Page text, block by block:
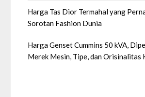
Harga Tas Dior Termahal yang
Sorotan Fashion Dunia
Harga Genset Cummins 50 kVA,
Merek Mesin, Tipe, dan Orisinalitas